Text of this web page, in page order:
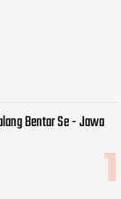
Bentar Se - Jawa